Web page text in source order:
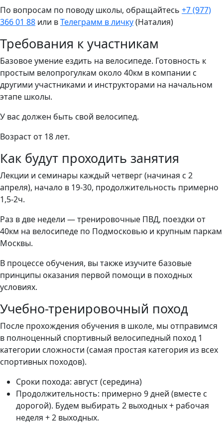
По вопросам по поводу школы, обращайтесь +7 (977)
366 01 88 или вТелеграмм в личку(Наталия)
Требования к участникам
Базовое умение ездить на велосипеде. Готовность к
простым велопрогулкам около 40км в компании с
другими участниками и инструкторами на начальном
этапе школы.
У вас должен быть свой велосипед.
Возраст от 18 лет.
Как будут проходить занятия
Лекции и семинары каждый четверг (начиная с 2
апреля), начало в 19-30, продолжительность примерно
1,5-2ч.
Раз в две недели — тренировочные ПВД, поездки от
40км на велосипеде по Подмосковью и крупным паркам
Москвы.
В процессе обучения, вы также изучите базовые
принципы оказания первой помощи в походных
условиях.
Учебно-тренировочный поход
После прохождения обучения в школе, мы отправимся
в полноценный спортивный велосипедный поход 1
категории сложности (самая простая категория из всех
спортивных походов).
Сроки похода: август (середина)
Продолжительность: примерно 9 дней (вместе с
дорогой). Будем выбирать 2 выходных + рабочая
неделя + 2 выходных.